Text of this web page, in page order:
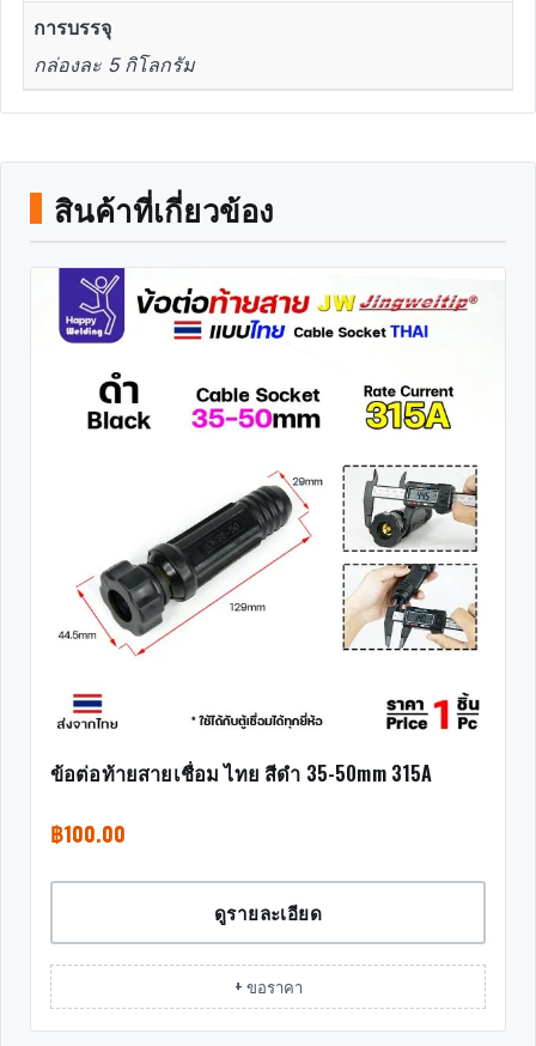
การบรรจุ
กล่องละ 5 กิโลกรัม
สินค้าที่เกี่ยวข้อง
ข้อต่อท้ายสายเชื่อม ไทย สีดำ 35-50mm 315A
฿100.00
ดูรายละเอียด
+ ขอราคา